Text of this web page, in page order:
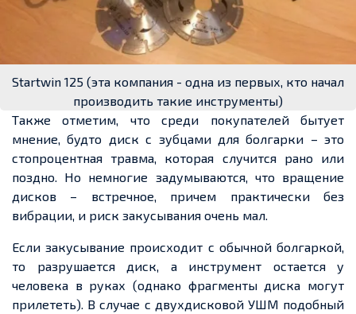
Startwin 125 (эта компания - одна из первых, кто начал
производить такие инструменты)
Также отметим, что среди покупателей бытует
мнение, будто диск с зубцами для болгарки – это
стопроцентная травма, которая случится рано или
поздно. Но немногие задумываются, что вращение
дисков – встречное, причем практически без
вибрации, и риск закусывания очень мал.
Если закусывание происходит с обычной болгаркой,
то разрушается диск, а инструмент остается у
человека в руках (однако фрагменты диска могут
прилететь). В случае с двухдисковой УШМ подобный